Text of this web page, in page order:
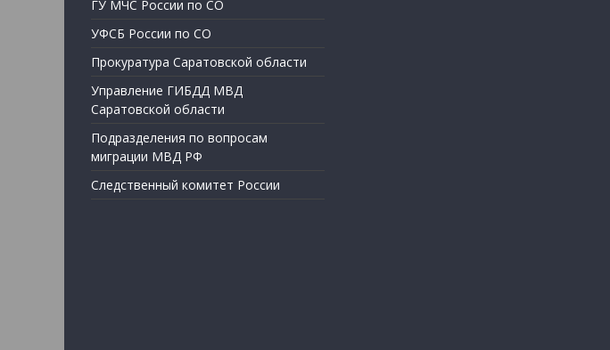
ГУ МЧС России по СО
УФСБ России по СО
Прокуратура Саратовской области
Управление ГИБДД МВД
Саратовской области
Подразделения по вопросам
миграции МВД РФ
Следственный комитет России